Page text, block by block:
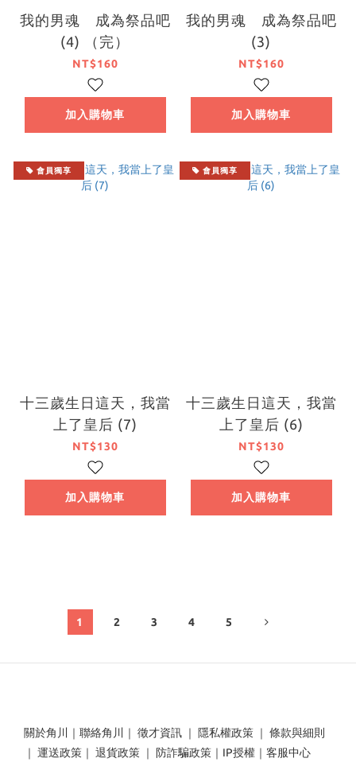
我的男魂 成為祭品吧
(4) （完）
NT$160
加入購物車
我的男魂 成為祭品吧
(3)
NT$160
加入購物車
會員獨享
十三歲生日這天，我當
上了皇后 (7)
NT$130
加入購物車
會員獨享
十三歲生日這天，我當
上了皇后 (6)
NT$130
加入購物車
1 2 3 4 5
關於角川 ｜ 聯絡角川 ｜ 徵才資訊 ｜ 隱私權政策 ｜ 條款與細則
｜ 運送政策 ｜ 退貨政策 ｜ 防詐騙政策 ｜ IP授權 ｜ 客服中心